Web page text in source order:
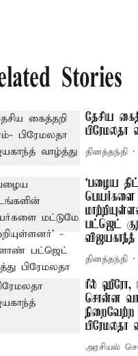
Stories
தேசிய
பிரேமலதா
தினத்தந்தி
‘பழைய
பெயர்களை
பட்ஜெட்
விஜயகாந்த்
தினத்தந்தி
ரீல் ஹீரோ,
சொன்ன
பிரேமலதா
அரசியல்